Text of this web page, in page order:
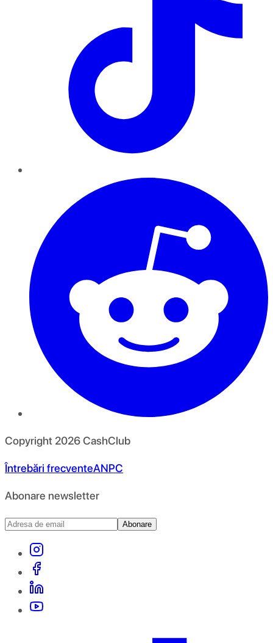
Copyright 2026CashClub
Întrebări frecventeANPC
Abonare newsletter
Abonare